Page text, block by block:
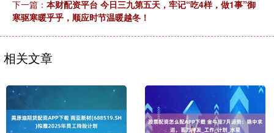
下一篇： 本财配资平台 今日三九第五天，牢记“吃4样，做1事”御
寒驱寒暖乎乎，顺应时节温暖越冬！
相关文章